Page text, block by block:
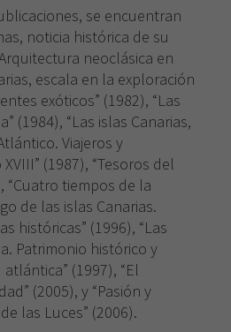
se encuentran
noticia histórica de su
neoclásica en
escala en la exploración
exóticos” (1982), “Las
(1984), “Las islas Canarias,
Viajeros y
(1987), “Tesoros del
“Cuatro tiempos de la
de las islas Canarias.
históricas” (1996), “Las
Patrimonio histórico y
(1997), “El
(2005), y “Pasión y
las Luces” (2006).
Necesarias
Estas
cookies no
son
opcionales.
Son
necesarias
para que
funcione la
web.
Experiencia
Para que
nuestra web
funcione lo